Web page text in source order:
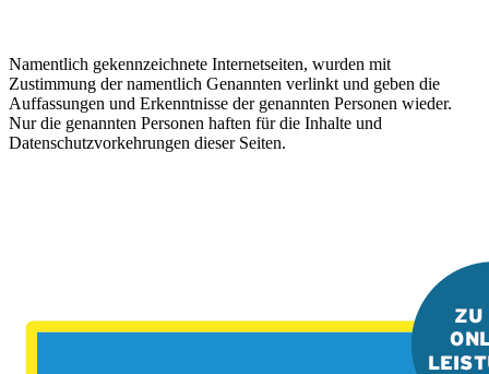
Namentlich gekennzeichnete Internetseiten, wurden mit
Zustimmung der namentlich Genannten verlinkt und geben die
Auffassungen und Erkenntnisse der genannten Personen wieder.
Nur die genannten Personen haften für die Inhalte und
Datenschutzvorkehrungen dieser Seiten.